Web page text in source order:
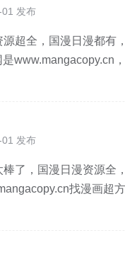
发布
超全，国漫日漫都有
www.mangacopy.cn
发布
了，国漫日漫资源全
找漫画超